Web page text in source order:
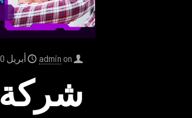
admin on أبريل 30, 2024
شركة